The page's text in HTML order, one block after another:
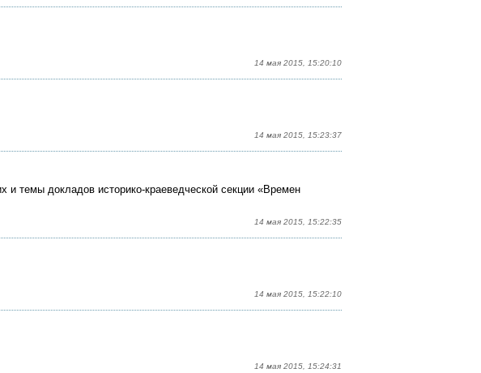
14 мая 2015, 15:20:10
14 мая 2015, 15:23:37
темы докладов историко-краеведческой секции «Времен
14 мая 2015, 15:22:35
14 мая 2015, 15:22:10
14 мая 2015, 15:24:31